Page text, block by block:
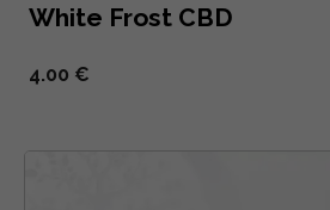
White Frost CBD
4.00 €